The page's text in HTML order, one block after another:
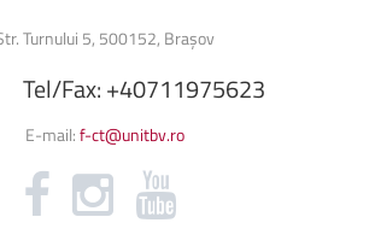
Turnului 5, 500152, Brașov
Tel/Fax: +40711975623
E-mail:f-ct@unitbv.ro